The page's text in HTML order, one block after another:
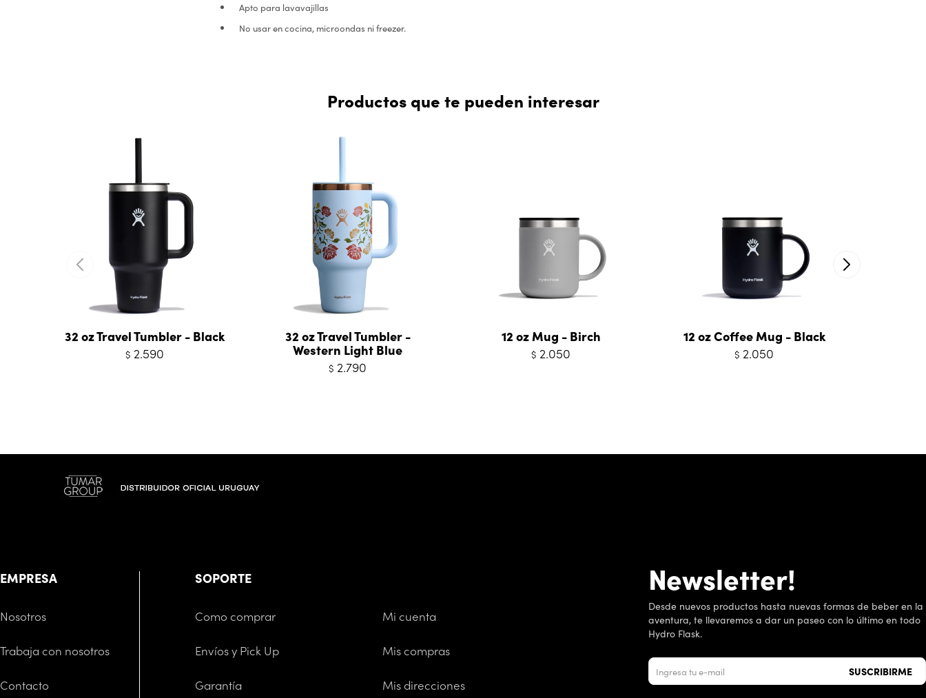
Apto para lavavajillas
No usar en cocina, microondas ni freezer.
Productos que te pueden interesar
32 oz Travel Tumbler - Black
$ 2.590
32 oz Travel Tumbler -
Western Light Blue
$ 2.790
12 oz Mug - Birch
$ 2.050
12 oz Coffee Mug - Black
$ 2.050
EMPRESA
Nosotros
Trabaja con nosotros
Contacto
SOPORTE
Como comprar
Envíos y Pick Up
Garantía
Mi cuenta
Mis compras
Mis direcciones
Newsletter!
Desde nuevos productos hasta nuevas formas de beber en la
aventura, te llevaremos a dar un paseo con lo último en todo
Hydro Flask.
SUSCRIBIRME